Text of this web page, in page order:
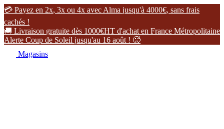
 Payez en 2x, 3x ou 4x avec Alma jusqu'à 4000€, sans frais
cachés !
 Livraison gratuite dès 1000€HT d'achat en France Métropolitaine
Alerte Coup de Soleil jusqu'au 16 août ! 
Magasins